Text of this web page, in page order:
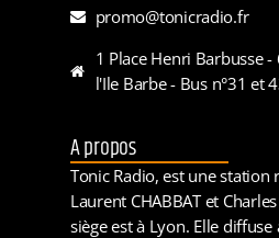
promo@tonicradio.fr
1 Place Henri Barbusse
l'Ile Barbe - Bus n°31 et
A propos
Tonic Radio, est une station
Laurent CHABBAT et
siège est à Lyon. Elle